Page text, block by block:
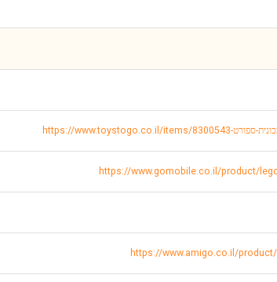
https://www.gomobile.co.il/product/